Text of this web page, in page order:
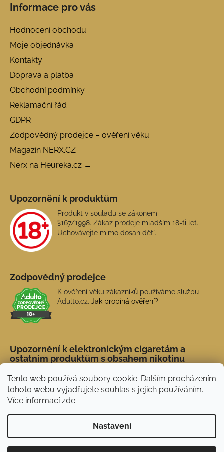
Tento web používá soubory cookie. Dalším procházením
tohoto webu vyjadřujete souhlas s jejich používáním..
Více informacízde.
Nastavení
Novinka: Akční doprava s PPL od 45 Kč. Při
Informace pro vás
Hodnocení obchodu
Moje objednávka
Kontakty
Doprava a platba
Obchodní podmínky
Reklamační řád
GDPR
Zodpovědný prodejce – ověření věku
Magazín NERX.CZ
Nerx na Heureka.cz →
Upozornění k produktům
Produkt v souladu se zákonem
§167/1998. Zákaz prodeje mladším 18-ti let.
Uchovávejte mimo dosah dětí.
Zodpovědný prodejce
K ověření věku zákazníků používáme službu
Adulto.cz. Jak probíhá ověření?
Upozornění k elektronickým cigaretám a
ostatním produktům s obsahem nikotinu
Vytvořil Shoptet